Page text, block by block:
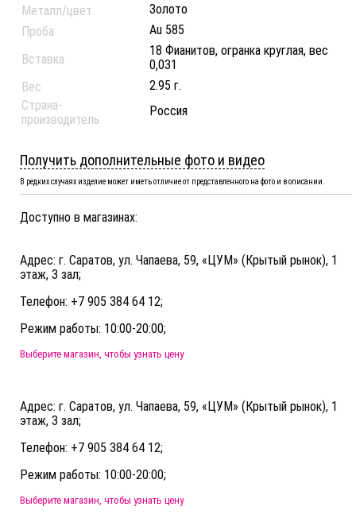
Металл/цвет
Золото
Проба
Au 585
Вставка
18 Фианитов, огранка круглая, вес
0,031
Вес
2.95 г.
Страна-
производитель
Россия
Получить дополнительные фото и видео
В редких случаях изделие может иметь отличие от представленного на фото и в описании.
Доступно в магазинах:
Адрес: г. Саратов, ул. Чапаева, 59, «ЦУМ» (Крытый рынок), 1
этаж, 3 зал;
Телефон: +7 905 384 64 12;
Режим работы: 10:00-20:00;
Выберите магазин, чтобы узнать цену
Адрес: г. Саратов, ул. Чапаева, 59, «ЦУМ» (Крытый рынок), 1
этаж, 3 зал;
Телефон: +7 905 384 64 12;
Режим работы: 10:00-20:00;
Выберите магазин, чтобы узнать цену